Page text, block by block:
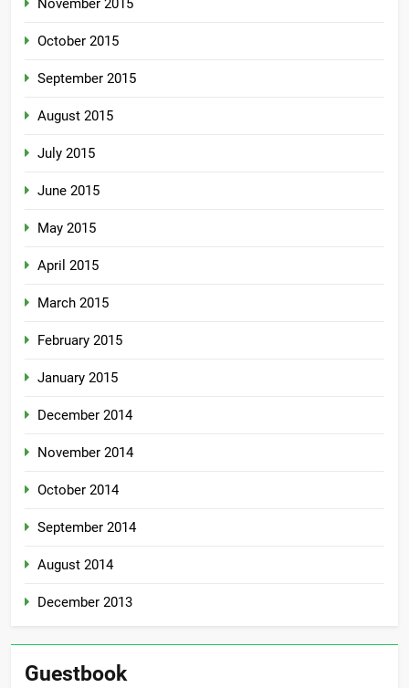
November 2015
October 2015
September 2015
August 2015
July 2015
June 2015
May 2015
April 2015
March 2015
February 2015
January 2015
December 2014
November 2014
October 2014
September 2014
August 2014
December 2013
Guestbook